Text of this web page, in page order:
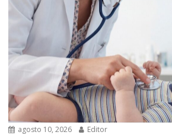
agosto 10, 2026 Editor